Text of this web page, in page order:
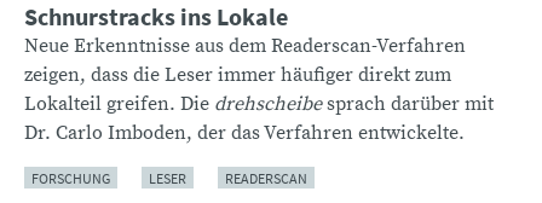
Schnurstracks ins Lokale
Neue Erkenntnisse aus dem Readerscan-Verfahren
zeigen, dass die Leser immer häufiger direkt zum
Lokalteil greifen. Die drehscheibesprach darüber mit
Dr. Carlo Imboden, der das Verfahren entwickelte.
FORSCHUNG LESER READERSCAN